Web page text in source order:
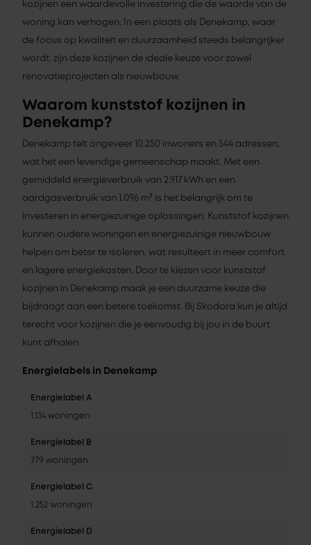
kozijnen een waardevolle investering die de waarde van de
woning kan verhogen. In een plaats als Denekamp, waar
de focus op kwaliteit en duurzaamheid steeds belangrijker
wordt, zijn deze kozijnen de ideale keuze voor zowel
renovatieprojecten als nieuwbouw.
Waarom kunststof kozijnen in
Denekamp?
Denekamp telt ongeveer 10.250 inwoners en 544 adressen,
wat het een levendige gemeenschap maakt. Met een
gemiddeld energieverbruik van 2.917 kWh en een
aardgasverbruik van 1.096 m³ is het belangrijk om te
investeren in energiezuinige oplossingen. Kunststof kozijnen
kunnen oudere woningen en energiezuinige nieuwbouw
helpen om beter te isoleren, wat resulteert in meer comfort
en lagere energiekosten. Door te kiezen voor kunststof
kozijnen in Denekamp maak je een duurzame keuze die
bijdraagt aan een betere toekomst. Bij Skodora kun je altijd
terecht voor kozijnen die je eenvoudig bij jou in de buurt
kunt afhalen.
Energielabels in Denekamp
Energielabel A
1.134 woningen
Energielabel B
779 woningen
Energielabel C
1.252 woningen
Energielabel D